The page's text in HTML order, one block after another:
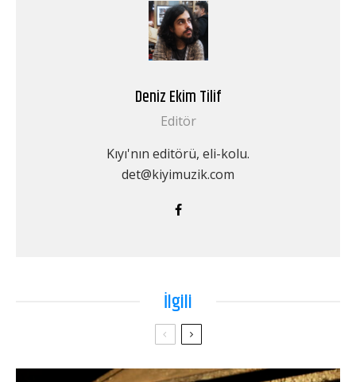
Deniz Ekim Tilif
Editör
Kıyı'nın editörü, eli-kolu.
det@kiyimuzik.com
İlgili